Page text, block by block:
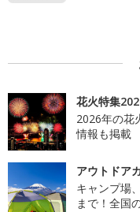
花火特集
2026年の花
情報も掲載
アウトドア
キャンプ場
まで！全国